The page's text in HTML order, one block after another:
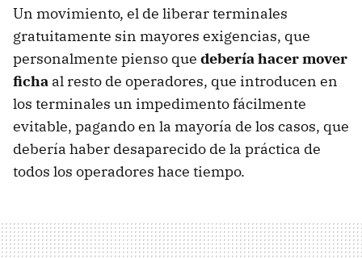
Un movimiento, el de liberar terminales
gratuitamente sin mayores exigencias, que
personalmente pienso que debería hacer mover
ficha al resto de operadores, que introducen en
los terminales un impedimento fácilmente
evitable, pagando en la mayoría de los casos, que
debería haber desaparecido de la práctica de
todos los operadores hace tiempo.